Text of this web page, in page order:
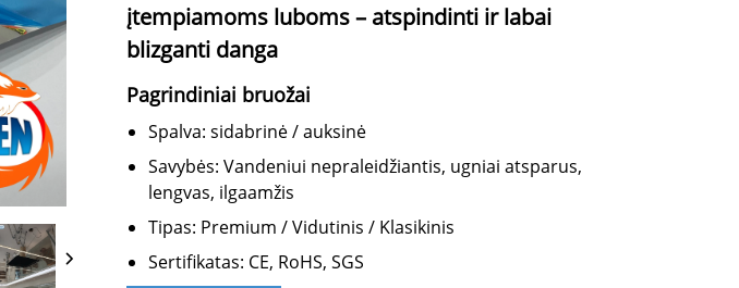
įtempiamoms luboms – atspindinti ir labai
blizganti danga
Pagrindiniai bruožai
Spalva: sidabrinė / auksinė
Savybės: Vandeniui nepraleidžiantis, ugniai atsparus,
lengvas, ilgaamžis
Tipas: Premium / Vidutinis / Klasikinis
Sertifikatas: CE, RoHS, SGS